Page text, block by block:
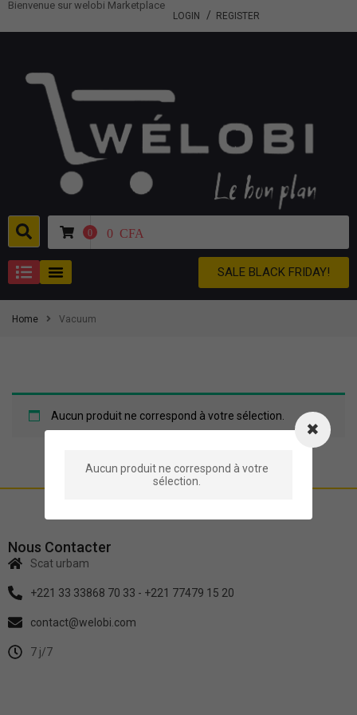
Bienvenue sur welobi Marketplace
LOGIN REGISTER
0 0 CFA
SALE BLACK FRIDAY!
Home Vacuum
Aucun produit ne correspond à votre sélection.
Nous Contacter
Scat urbam
+221 33 33868 70 33 - +221 77479 15 20
contact@welobi.com
7 j/7
Aucun produit ne correspond à votre
sélection.